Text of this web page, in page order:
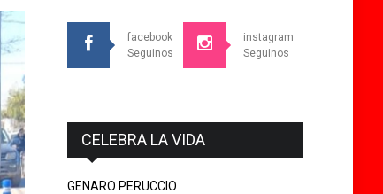
facebook
Seguinos
instagram
Seguinos
CELEBRA LA VIDA
GENARO PERUCCIO